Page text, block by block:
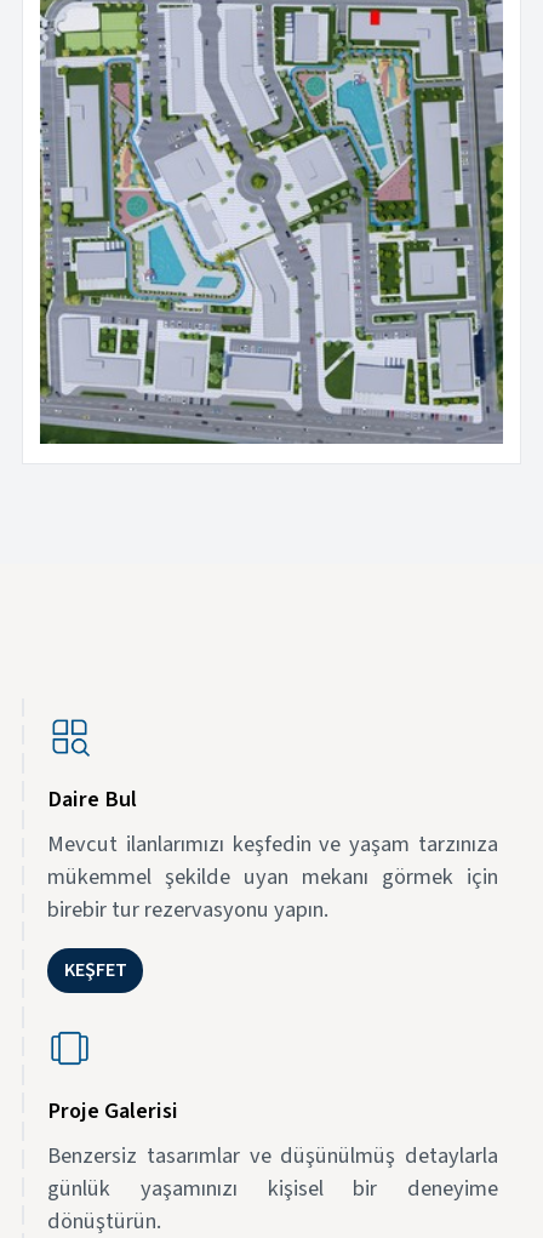
Daire Bul
Mevcut ilanlarımızı keşfedin ve yaşam tarzınıza
mükemmel şekilde uyan mekanı görmek için
birebir tur rezervasyonu yapın.
KEŞFET
Proje Galerisi
Benzersiz tasarımlar ve düşünülmüş detaylarla
günlük yaşamınızı kişisel bir deneyime
dönüştürün.